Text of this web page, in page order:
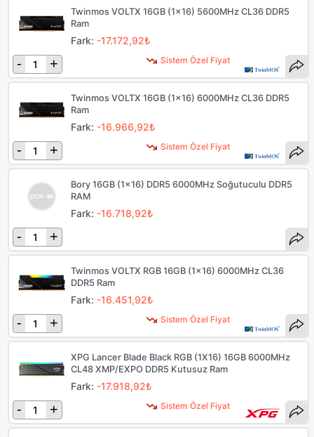
Sistem Özel Fiyat
Twinmos VOLTX 16GB (1x16) 5600MHz CL36 DDR5
Ram
Fark: -17.172,92₺
- +
Sistem Özel Fiyat
Twinmos VOLTX 16GB (1x16) 6000MHz CL36 DDR5
Ram
Fark: -16.966,92₺
- +
Bory 16GB (1x16) DDR5 6000MHz Soğutuculu DDR5
RAM
Fark: -16.718,92₺
- +
Sistem Özel Fiyat
Twinmos VOLTX RGB 16GB (1x16) 6000MHz CL36
DDR5 Ram
Fark: -16.451,92₺
- +
Sistem Özel Fiyat
XPG Lancer Blade Black RGB (1X16) 16GB 6000MHz
CL48 XMP/EXPO DDR5 Kutusuz Ram
Fark: -17.918,92₺
- +